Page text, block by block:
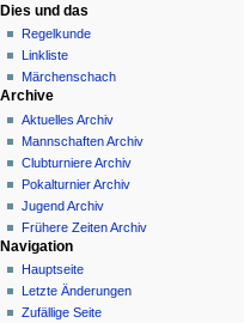
Dies und das
Regelkunde
Linkliste
Märchenschach
Archive
Aktuelles Archiv
Mannschaften Archiv
Clubturniere Archiv
Pokalturnier Archiv
Jugend Archiv
Frühere Zeiten Archiv
Navigation
Hauptseite
Letzte Änderungen
Zufällige Seite